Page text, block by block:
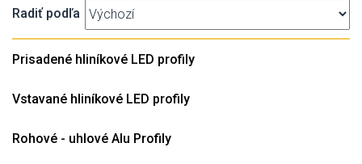
Radiť podľa
Prisadené hliníkové LED profily
Vstavané hliníkové LED profily
Rohové - uhlové Alu Profily